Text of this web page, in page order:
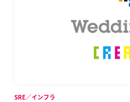
SRE／インフラ